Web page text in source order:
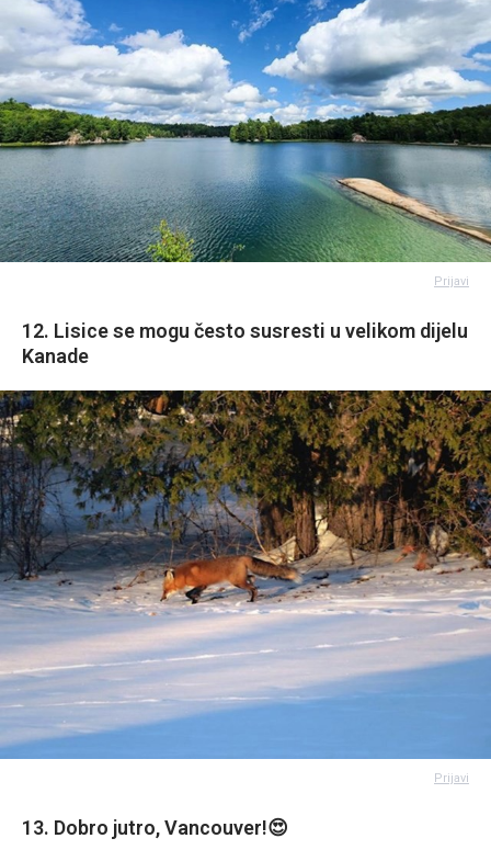
Prijavi
12. Lisice se mogu često susresti u velikom dijelu
Kanade
Prijavi
13. Dobro jutro, Vancouver!😍